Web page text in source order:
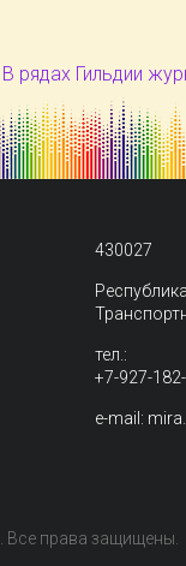
В рядах Гильдии
430027
тел.:
+7-927-
e-mail:
. Все права защищены.